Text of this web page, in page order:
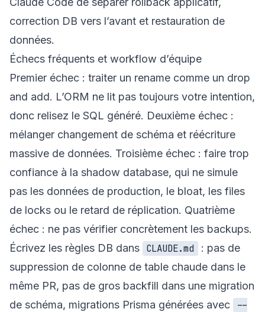
correction DB vers l’avant et restauration de
données.
Échecs fréquents et workflow d’équipe
Premier échec : traiter un rename comme un drop
and add. L’ORM ne lit pas toujours votre intention,
donc relisez le SQL généré. Deuxième échec :
mélanger changement de schéma et réécriture
massive de données. Troisième échec : faire trop
confiance à la shadow database, qui ne simule
pas les données de production, le bloat, les files
de locks ou le retard de réplication. Quatrième
échec : ne pas vérifier concrètement les backups.
Écrivez les règles DB dans CLAUDE.md
: pas de
suppression de colonne de table chaude dans le
même PR, pas de gros backfill dans une migration
de schéma, migrations Prisma générées avec
--